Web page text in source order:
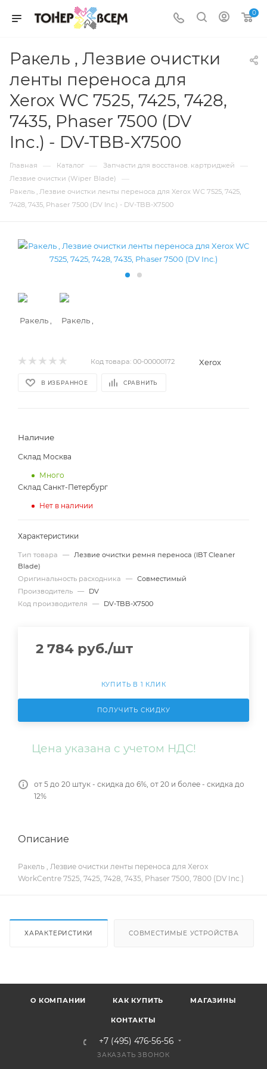
0
Ракель , Лезвие очистки
ленты переноса для
Xerox WC 7525, 7425, 7428,
7435, Phaser 7500 (DV
Inc.) - DV-TBB-X7500
Главная — Каталог — Запчасти для восстанов. картриджей —
Лезвие очистки (Wiper Blade) —
Ракель , Лезвие очистки ленты переноса для Xerox WC 7525, 7425,
7428, 7435, Phaser 7500 (DV Inc.) - DV-TBB-X7500
Код товара: 00-00000172 Xerox
В ИЗБРАННОЕ СРАВНИТЬ
Наличие
Склад Москва
Много
Склад Санкт-Петербург
Нет в наличии
Характеристики
Тип товара —
Лезвие очистки ремня переноса (IBT Cleaner
Blade)
Оригинальность расходника
— Совместимый
Производитель —
DV
Код производителя
— DV-TBB-X7500
2 784 руб./шт
КУПИТЬ В 1 КЛИК
ПОЛУЧИТЬ СКИДКУ
Цена указана с учетом НДС!
от 5 до 20 штук - скидка до 6%, от 20 и более - скидка до
12%
Описание
Ракель , Лезвие очистки ленты переноса для Xerox
WorkCentre 7525, 7425, 7428, 7435, Phaser 7500, 7800 (DV Inc.)
ХАРАКТЕРИСТИКИ СОВМЕСТИМЫЕ УСТРОЙСТВА
О КОМПАНИИ КАК КУПИТЬ МАГАЗИНЫ
КОНТАКТЫ
+7 (495) 476-56-56
ЗАКАЗАТЬ ЗВОНОК